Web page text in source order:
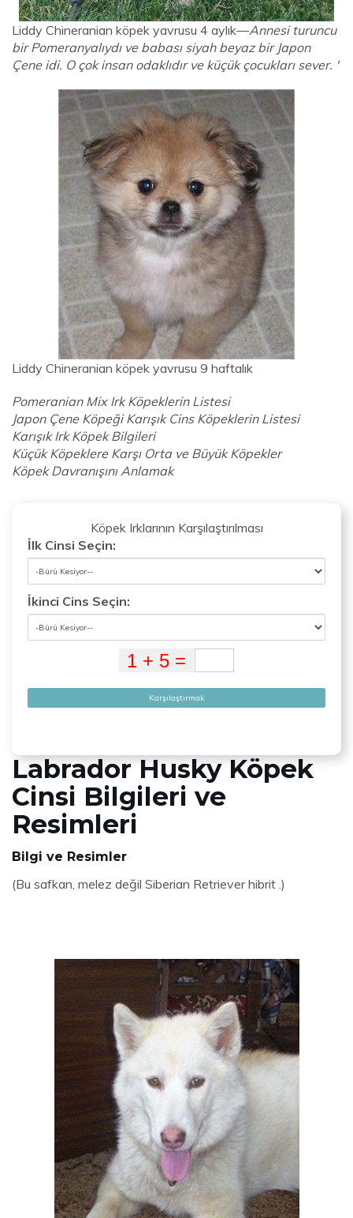
Liddy Chineranian köpek yavrusu 4 aylık—Annesi turuncu
bir Pomeranyalıydı ve babası siyah beyaz bir Japon
Çene idi. O çok insan odaklıdır ve küçük çocukları sever. '
Liddy Chineranian köpek yavrusu 9 haftalık
Pomeranian Mix Irk Köpeklerin Listesi
Japon Çene Köpeği Karışık Cins Köpeklerin Listesi
Karışık Irk Köpek Bilgileri
Küçük Köpeklere Karşı Orta ve Büyük Köpekler
Köpek Davranışını Anlamak
Köpek Irklarının Karşılaştırılması
İlk Cinsi Seçin:
İkinci Cins Seçin:
Karşılaştırmak
Labrador Husky Köpek
Cinsi Bilgileri ve
Resimleri
Bilgi ve Resimler
(Bu safkan, melez değil Siberian Retriever hibrit .)